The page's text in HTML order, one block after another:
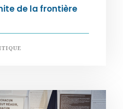
de la frontière